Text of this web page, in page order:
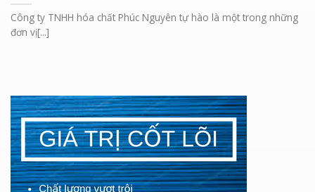
Công ty TNHH hóa chất Phúc Nguyên tự hào là một trong những
đơn vị[...]